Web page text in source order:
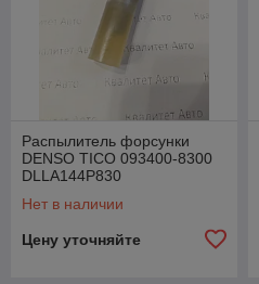
Распылитель форсунки
DENSO TICO 093400-8300
DLLA144P830
Нет в наличии
Цену уточняйте